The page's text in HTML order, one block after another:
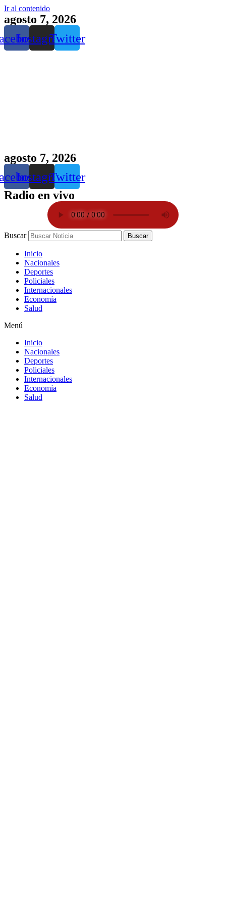
Ir al contenido
agosto 7, 2026
InstagramTwitter
agosto 7, 2026
InstagramTwitter
Radio en vivo
Buscar Buscar
Inicio
Nacionales
Deportes
Policiales
Internacionales
Economía
Salud
Menú
Inicio
Nacionales
Deportes
Policiales
Internacionales
Economía
Salud